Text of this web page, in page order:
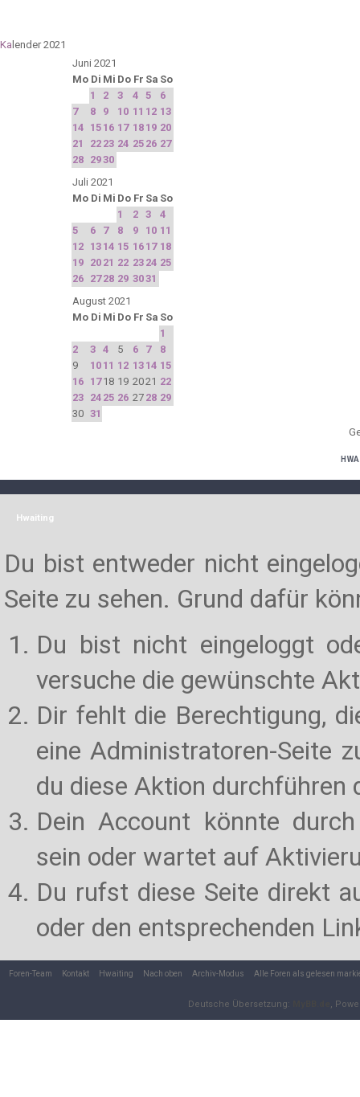
Ka lender 2021
Juni 2021
Mo Di Mi Do Fr Sa So
1
2 3 4 5
6
7
8 9 10 11 12 13
14 15 16 17 18 19 20
21
22 23 24 25 26 27
28 2930
Juli 2021
Mo Di Mi Do Fr Sa So
1
2 3
4
5
6 7 8 9 10 11
12 13 14 15 16 17 18
19 20 21 22 23 24 25
26 27 28 29 3031
August 2021
Mo Di Mi Do Fr Sa So
1
2
3 4 5 6 7
8
9
10 11 12 13 14 15
16 17 18 19 2021 22
23 24 25 26 27 28 29
30 31
Hwaiting
Du bist entweder nicht
Seite zu sehen. Grund dafür
Du bist nicht eingeloggt
versuche die gewünschte
Dir fehlt die Berechtigung,
eine Administratoren-Seite
du diese Aktion durchführen
Dein Account könnte
sein oder wartet auf
Du rufst diese Seite direkt
oder den entsprechenden
Foren-Team Kontakt Hwaiting Nach oben Archiv-Modus Alle Foren als gelesen
Deutsche Übersetzung: ,